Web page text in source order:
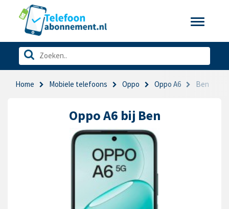
Toggle
Home Mobiele telefoons Oppo Oppo A6 Ben
Oppo A6 bij Ben